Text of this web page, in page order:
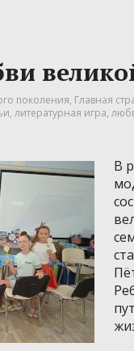
поколения, Главная
, литературная игра,
В